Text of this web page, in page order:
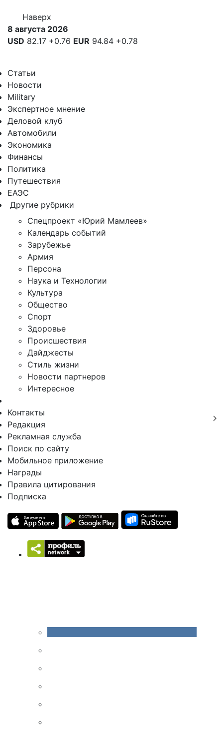
Наверх
8 августа 2026
USD 82.17 +0.76 EUR 94.84 +0.78
Статьи
Новости
Military
Экспертное мнение
Деловой клуб
Автомобили
Экономика
Финансы
Политика
Путешествия
ЕАЭС
Другие рубрики
Спецпроект «Юрий Мамлеев»
Календарь событий
Зарубежье
Армия
Персона
Наука и Технологии
Культура
Общество
Спорт
Здоровье
Происшествия
Дайджесты
Стиль жизни
Новости партнеров
Интересное
Контакты
Редакция
Рекламная служба
Поиск по сайту
Мобильное приложение
Награды
Правила цитирования
Подписка